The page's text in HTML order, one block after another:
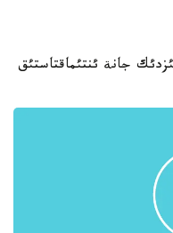
جانة ئنتئماقتاستئق